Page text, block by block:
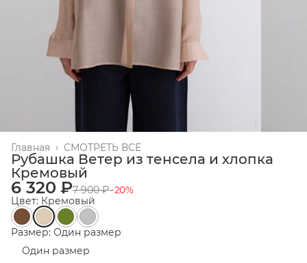
СМОТРЕТЬ ВСЕ
Главная ›
Рубашка Ветер из тенсела и хлопка
Кремовый
6 320 ₽7 900 ₽−20%
Цвет: Кремовый
Размер: Один размер
Один размер